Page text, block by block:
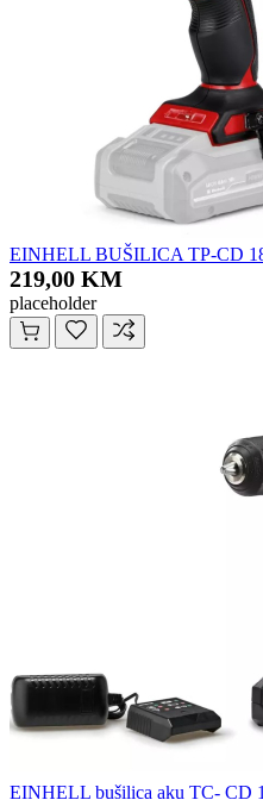
EINHELL BUŠILICA TP-CD
219,00 KM
placeholder
EINHELL bušilica aku TC- CD